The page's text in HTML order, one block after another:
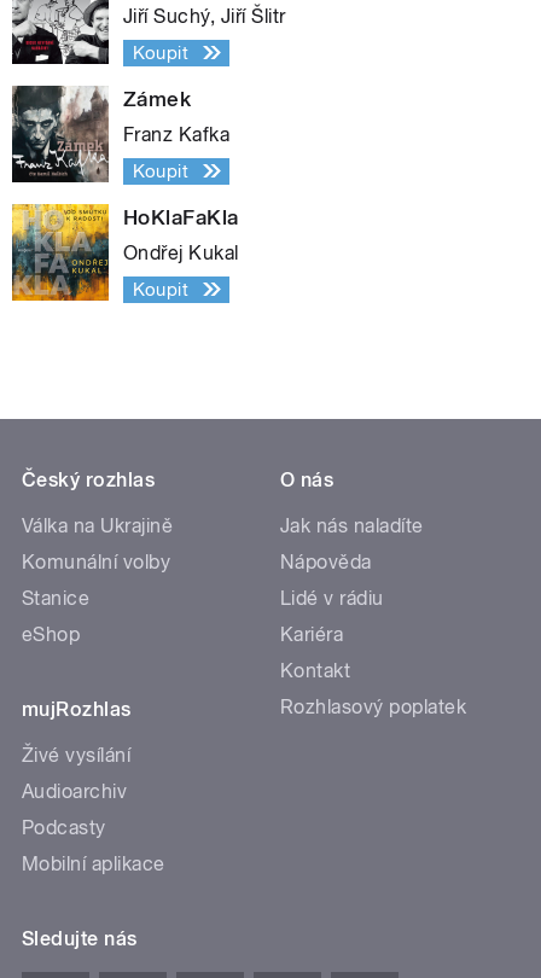
Jiří Suchý, Jiří Šlitr
Koupit
Zámek
Franz Kafka
Koupit
HoKlaFaKla
Ondřej Kukal
Koupit
Český rozhlas
Válka na Ukrajině
Komunální volby
Stanice
eShop
mujRozhlas
Živé vysílání
Audioarchiv
Podcasty
Mobilní aplikace
O nás
Jak nás naladíte
Nápověda
Lidé v rádiu
Kariéra
Kontakt
Rozhlasový poplatek
Sledujte nás